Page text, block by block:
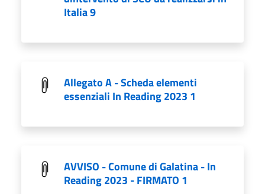
Italia 9
Allegato A - Scheda elementi
essenziali In Reading 2023 1
AVVISO - Comune di Galatina - In
Reading 2023 - FIRMATO 1